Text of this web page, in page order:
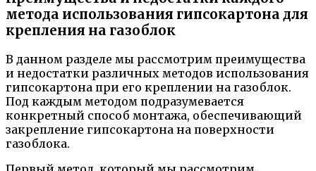
метода использования гипсокартона для
крепления на газоблок
В данном разделе мы рассмотрим преимущества
и недостатки различных методов использования
гипсокартона при его креплении на газоблок.
Под каждым методом подразумевается
конкретный способ монтажа, обеспечивающий
закрепление гипсокартона на поверхности
газоблока.